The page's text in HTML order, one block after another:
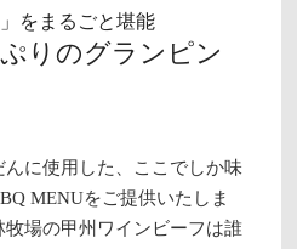
をまるごと堪能
りのグランピン
に使用した、ここでしか味
MENUをご提供いたしま
場の甲州ワインビーフは誰